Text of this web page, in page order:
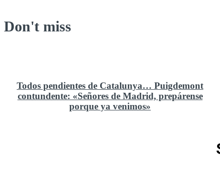
Don't miss
Todos pendientes de Catalunya… Puigdemont
contundente: «Señores de Madrid, prepárense
porque ya venimos»